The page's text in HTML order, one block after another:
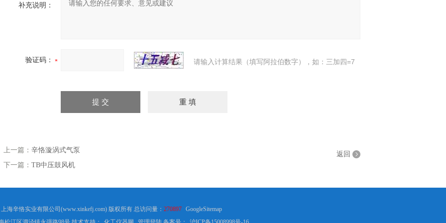
补充说明：
验证码： 请输入计算结果（填写阿拉伯数字），如：三加四=7
上一篇： 辛恪漩涡式气泵
下一篇： TB中压鼓风机
返回
上海辛恪实业有限公司(www.xinkefj.com) 版权所有 总访问量： 270897 GoogleSitemap